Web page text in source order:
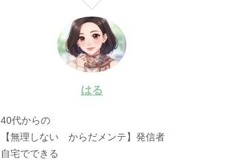
はる
40代からの
【無理しない からだメンテ】発信者
自宅でできる